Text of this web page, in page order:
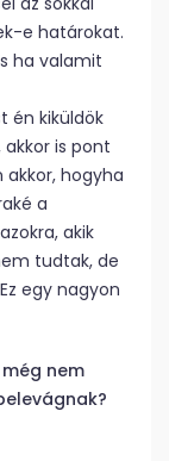
e határokat.
ha valamit
én kiküldök
is pont
hogyha
a
akik
tudtak, de
egy nagyon
nem